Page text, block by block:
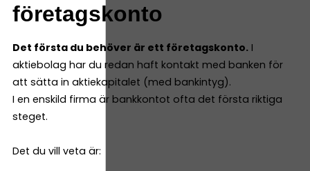
företagskonto
Det första du behöver är ett företagskonto. I
aktiebolag har du redan haft kontakt med banken för
att sätta in aktiekapitalet (med bankintyg).
I en enskild firma är bankkontot ofta det första riktiga
steget.
Det du vill veta är: